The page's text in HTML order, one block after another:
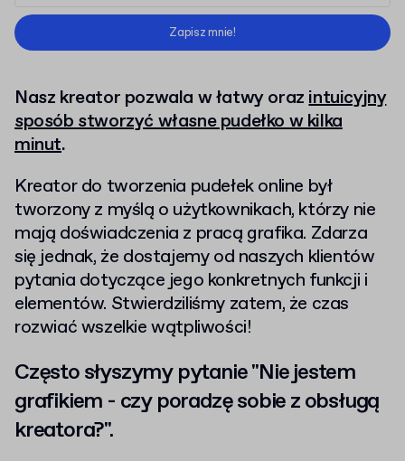
Regulaminem Polityką Prywatności
Zapisz mnie!
Nasz kreator pozwala w łatwy orazintuicyjny
sposób stworzyć własne pudełko w kilka
minut.
Kreator do tworzenia pudełek online był
tworzony z myślą o użytkownikach, którzy nie
mają doświadczenia z pracą grafika. Zdarza
się jednak, że dostajemy od naszych klientów
pytania dotyczące jego konkretnych funkcji i
elementów. Stwierdziliśmy zatem, że czas
rozwiać wszelkie wątpliwości!
Często słyszymy pytanie "Nie jestem
grafikiem - czy poradzę sobie z obsługą
kreatora?".